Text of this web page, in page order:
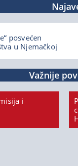
posvećen
u Njemačkoj
Važnije
i